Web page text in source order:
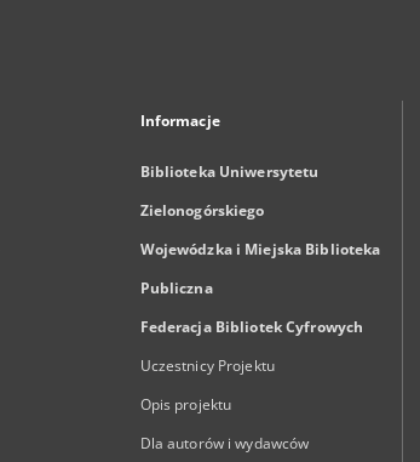
Informacje
Biblioteka Uniwersytetu
Zielonogórskiego
Wojewódzka i Miejska Biblioteka
Publiczna
Federacja Bibliotek Cyfrowych
Uczestnicy Projektu
Opis projektu
Dla autorów i wydawców